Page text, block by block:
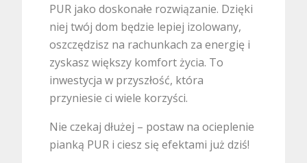
PUR jako doskonałe rozwiązanie. Dzięki
niej twój dom będzie lepiej izolowany,
oszczędzisz na rachunkach za energię i
zyskasz większy komfort życia. To
inwestycja w przyszłość, która
przyniesie ci wiele korzyści.
Nie czekaj dłużej – postaw na ocieplenie
pianką PUR i ciesz się efektami już dziś!